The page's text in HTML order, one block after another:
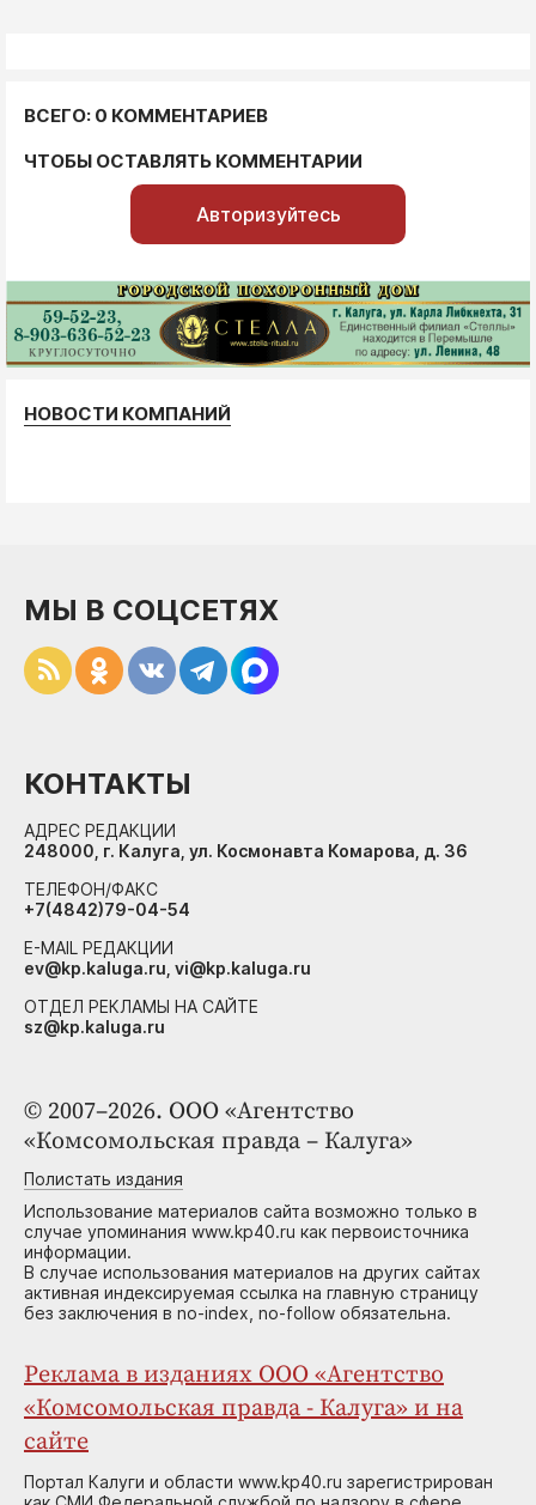
ВСЕГО: 0 КОММЕНТАРИЕВ
ЧТОБЫ ОСТАВЛЯТЬ КОММЕНТАРИИ
Авторизуйтесь
НОВОСТИ КОМПАНИЙ
© 2007–2026. ООО «Агентство
«Комсомольская правда – Калуга»
Полистать издания
Использование материалов сайта возможно только в
случае упоминания www.kp40.ru как первоисточника
информации.
В случае использования материалов на других сайтах
активная индексируемая ссылка на главную страницу
без заключения в no-index, no-follow обязательна.
Реклама в изданиях ООО «Агентство
«Комсомольская правда - Калуга» и на
сайте
Портал Калуги и области www.kp40.ru зарегистрирован
МЫ В СОЦСЕТЯХ
КОНТАКТЫ
АДРЕС РЕДАКЦИИ
248000, г. Калуга, ул. Космонавта Комарова, д. 36
ТЕЛЕФОН/ФАКС
+7(4842)79-04-54
E-MAIL РЕДАКЦИИ
ev@kp.kaluga.ru, vi@kp.kaluga.ru
ОТДЕЛ РЕКЛАМЫ НА САЙТЕ
sz@kp.kaluga.ru